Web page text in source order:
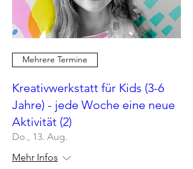
Mehrere Termine
Kreativwerkstatt für Kids (3-6
Jahre) - jede Woche eine neue
Aktivität (2)
Do., 13. Aug.
Mehr Infos